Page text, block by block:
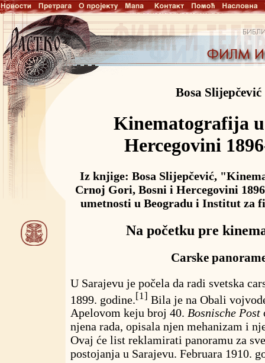
Bosa Slijepčević
Kinematografija
Hercegovini
Iz knjige: Bosa Slijepčević,
Crnoj Gori, Bosni i Hercegovini
umetnosti u Beogradu i Institut za
Na početku pre
Carske
U Sarajevu je počela da radi svetska
1899. godine.[1] Bila je na Obali
Apelovom keju broj 40. Bosnische Post
njena rada, opisala njen mehanizam i
Ovaj će list reklamirati panoramu za
postojanja u Sarajevu. Februara 1910.